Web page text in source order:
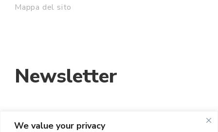
We value your privacy
Mappa del sito
Newsletter